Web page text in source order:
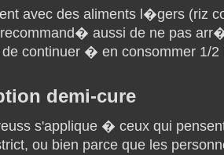
avec des aliments l�gers (riz
aussi de ne pas
continuer � en consommer 1/2
demi-cure
s'applique � ceux qui
ou bien parce que les